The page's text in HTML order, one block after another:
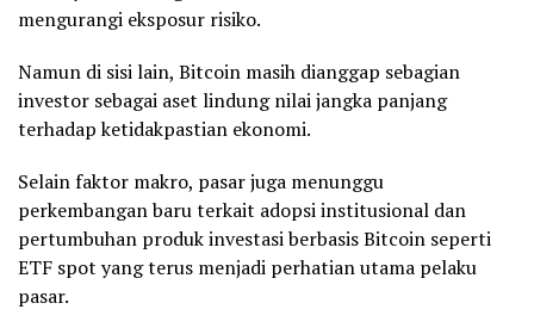
mengurangi eksposur risiko.
Namun di sisi lain, Bitcoin masih dianggap sebagian
investor sebagai aset lindung nilai jangka panjang
terhadap ketidakpastian ekonomi.
Selain faktor makro, pasar juga menunggu
perkembangan baru terkait adopsi institusional dan
pertumbuhan produk investasi berbasis Bitcoin seperti
ETF spot yang terus menjadi perhatian utama pelaku
pasar.